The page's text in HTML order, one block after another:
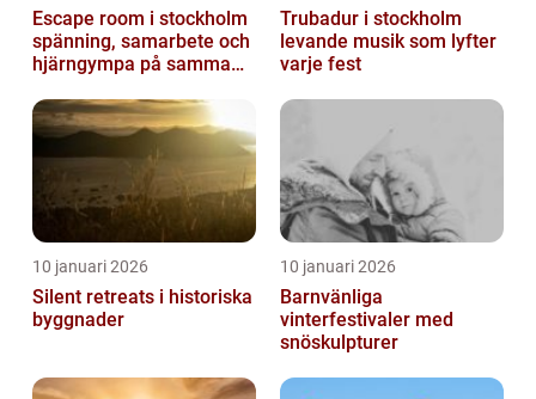
Escape room i stockholm
spänning, samarbete och
hjärngympa på samma
Trubadur i stockholm
levande musik som lyfter
varje fest
10 januari 2026
Silent retreats i historiska
byggnader
10 januari 2026
Barnvänliga
vinterfestivaler med
snöskulpturer